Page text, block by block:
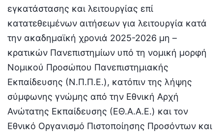
εγκατάστασης και λειτουργίας επί
κατατεθειμένων αιτήσεων για λειτουργία κατά
την ακαδημαϊκή χρονιά 2025-2026 μη –
κρατικών Πανεπιστημίων υπό τη νομική μορφή
Νομικού Προσώπου Πανεπιστημιακής
Εκπαίδευσης (Ν.Π.Π.Ε.), κατόπιν της λήψης
σύμφωνης γνώμης από την Εθνική Αρχή
Ανώτατης Εκπαίδευσης (ΕΘ.Α.Α.Ε.) και τον
Εθνικό Οργανισμό Πιστοποίησης Προσόντων και